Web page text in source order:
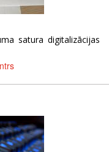
satura digitalizācijas